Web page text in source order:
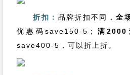
折扣： 品牌折扣不同，全
优惠码save150-5；
满2000
save400-5，可以折上折。